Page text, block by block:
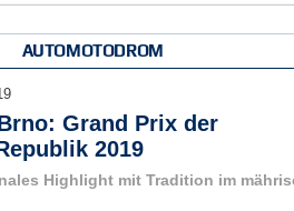
AUTOMOTODROM
Grand Prix der
2019
Highlight mit Tradition im